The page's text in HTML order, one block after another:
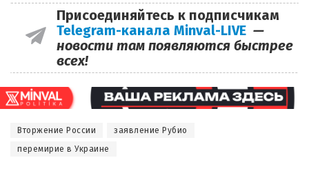
Присоединяйтесь к подписчикам
Telegram-канала Minval-LIVE —
новости там появляются быстрее
всех!
Вторжение России
заявление Рубио
перемирие в Украине